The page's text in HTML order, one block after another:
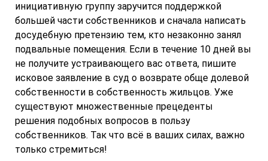
инициативную группу заручится поддержкой
большей части собственников и сначала написать
досудебную претензию тем, кто незаконно занял
подвальные помещения. Если в течение 10 дней вы
не получите устраивающего вас ответа, пишите
исковое заявление в суд о возврате обще долевой
собственности в собственность жильцов. Уже
существуют множественные прецеденты
решения подобных вопросов в пользу
собственников. Так что всё в ваших силах, важно
только стремиться!